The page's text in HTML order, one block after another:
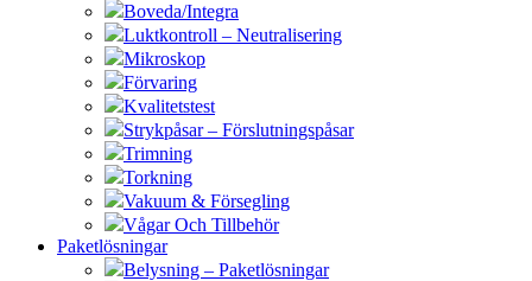
Boveda/Integra
Luktkontroll – Neutralisering
Mikroskop
Förvaring
Kvalitetstest
Strykpåsar – Förslutningspåsar
Trimning
Torkning
Vakuum & Försegling
Vågar Och Tillbehör
Paketlösningar
Belysning – Paketlösningar